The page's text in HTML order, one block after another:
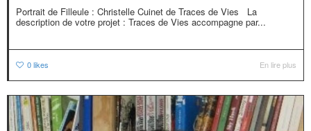
Portrait de Filleule : Christelle Cuinet de Traces de Vies La
description de votre projet : Traces de Vies accompagne par...
0likes En lire plus